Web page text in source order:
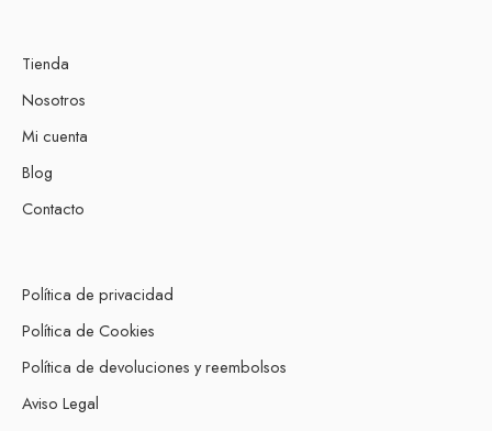
Tienda
Nosotros
Mi cuenta
Blog
Contacto
Política de privacidad
Política de Cookies
Política de devoluciones y reembolsos
Aviso Legal